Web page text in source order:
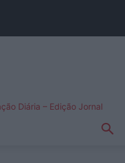
Diária – Edição Jornal